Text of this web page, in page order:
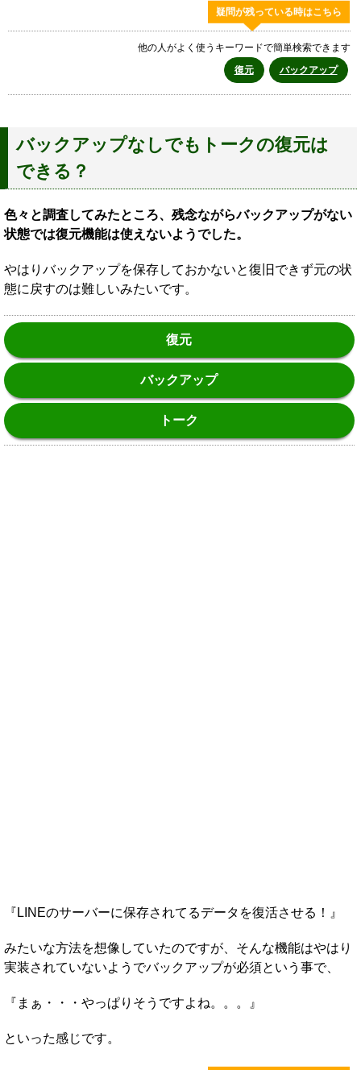
疑問が残っている時はこちら
他の人がよく使うキーワードで簡単検索できます
復元
バックアップ
バックアップなしでもトークの復元は
できる？
色々と調査してみたところ、残念ながらバックアップがない
状態では復元機能は使えないようでした。
やはりバックアップを保存しておかないと復旧できず元の状
態に戻すのは難しいみたいです。
復元
バックアップ
トーク
『LINEのサーバーに保存されてるデータを復活させる！』
みたいな方法を想像していたのですが、そんな機能はやはり
実装されていないようでバックアップが必須という事で、
『まぁ・・・やっぱりそうですよね。。。』
といった感じです。